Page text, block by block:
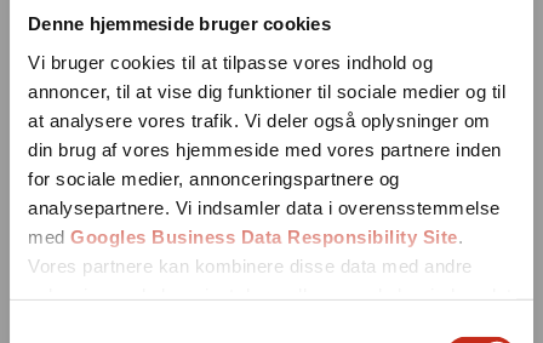
Denne hjemmeside bruger cookies
Vi bruger cookies til at tilpasse vores indhold og
annoncer, til at vise dig funktioner til sociale medier og til
at analysere vores trafik. Vi deler også oplysninger om
din brug af vores hjemmeside med vores partnere inden
for sociale medier, annonceringspartnere og
analysepartnere. Vi indsamler data i overensstemmelse
med Googles Business Data Responsibility Site
Vores partnere kan kombinere disse data med andre